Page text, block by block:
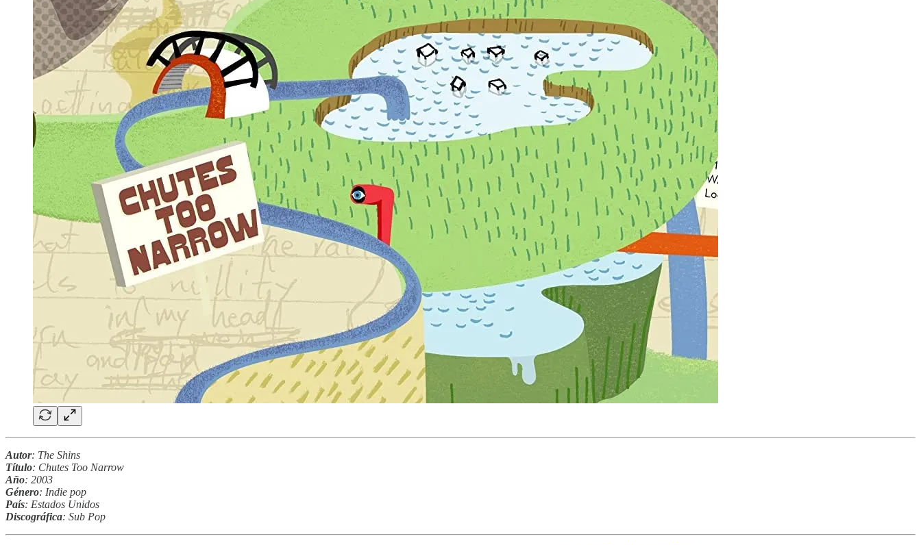
Autor: The Shins
Título: Chutes Too Narrow
Año: 2003
Género: Indie pop
País: Estados Unidos
Discográfica: Sub Pop